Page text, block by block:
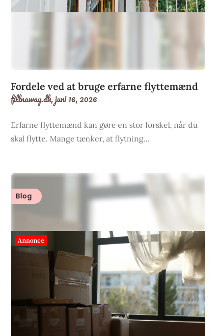
Fordele ved at bruge erfarne flyttemænd
fillnaway.dk,juni 16, 2026
Erfarne flyttemænd kan gøre en stor forskel, når du
skal flytte. Mange tænker, at flytning…
Blog
Annonce